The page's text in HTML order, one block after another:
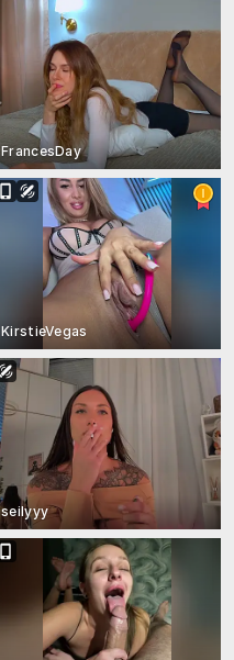
FrancesDay
KirstieVegas
seilyyy